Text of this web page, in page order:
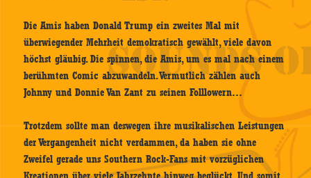
Die Amis haben Donald Trump ein zweites Mal mit
überwiegender Mehrheit demokratisch gewählt, viele davon
höchst gläubig. Die spinnen, die Amis, um es mal nach einem
berühmten Comic abzuwandeln. Vermutlich zählen auch
Johnny und Donnie Van Zant zu seinen Folllowern…
Trotzdem sollte man deswegen ihre musikalischen Leistungen
der Vergangenheit nicht verdammen, da haben sie ohne
Zweifel gerade uns Southern Rock-Fans mit vorzüglichen